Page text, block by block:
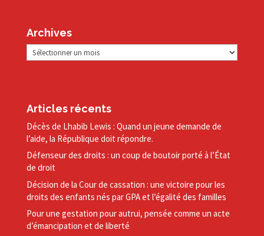
Archives
Archives
Articles récents
Décès de Lhabib Lewis : Quand un jeune demande de
l’aide, la République doit répondre.
Défenseur des droits : un coup de boutoir porté à l’État
de droit
Décision de la Cour de cassation : une victoire pour les
droits des enfants nés par GPA et l’égalité des familles
Pour une gestation pour autrui, pensée comme un acte
d’émancipation et de liberté